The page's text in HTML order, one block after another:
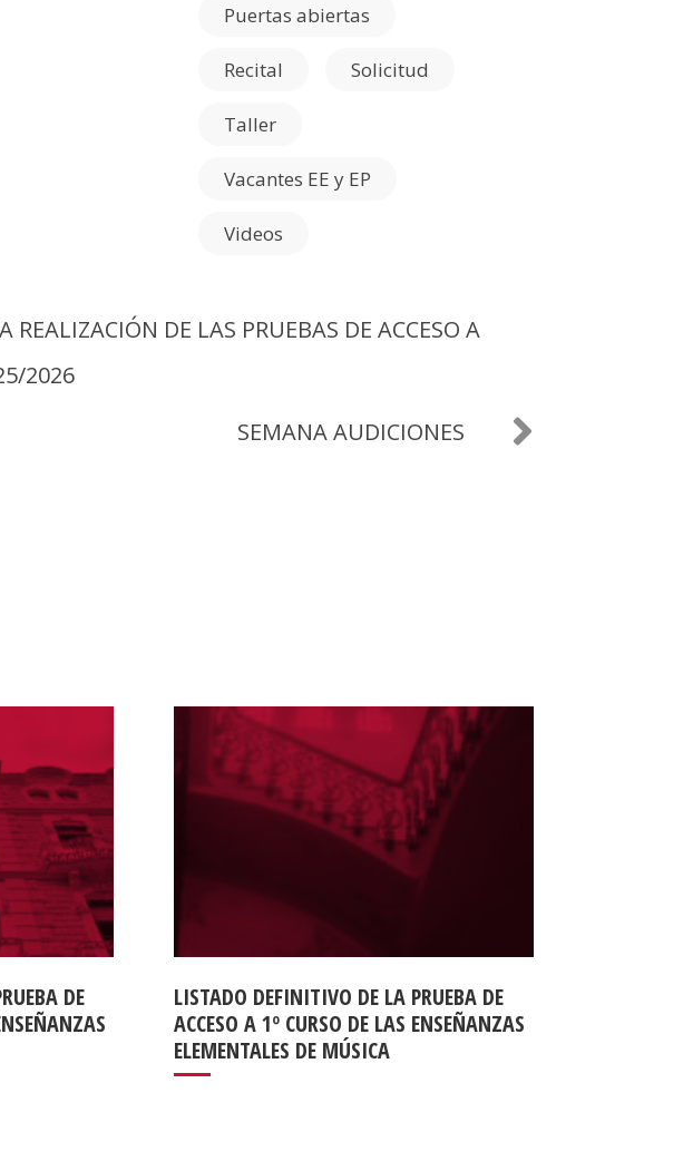
Puertas abiertas
Recital Solicitud
Taller
Vacantes EE y EP
Videos
DE LAS PRUEBAS DE ACCESO A
2026
SEMANA AUDICIONES
DE
LISTADO DEFINITIVO DE LA PRUEBA DE
ACCESO A 1º CURSO DE LAS ENSEÑANZAS
ELEMENTALES DE MÚSICA